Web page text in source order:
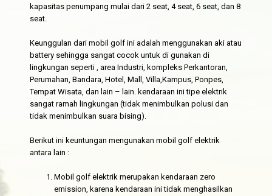
kapasitas penumpang mulai dari 2 seat, 4 seat, 6 seat, dan 8
seat.
Keunggulan dari mobil golf ini adalah menggunakan aki atau
battery sehingga sangat cocok untuk di gunakan di
lingkungan seperti , area Industri, kompleks Perkantoran,
Perumahan, Bandara, Hotel, Mall, Villa,Kampus, Ponpes,
Tempat Wisata, dan lain – lain. kendaraan ini tipe elektrik
sangat ramah lingkungan (tidak menimbulkan polusi dan
tidak menimbulkan suara bising).
Berikut ini keuntungan mengunakan mobil golf elektrik
antara lain :
Mobil golf elektrik merupakan kendaraan zero
emission, karena kendaraan ini tidak menghasilkan